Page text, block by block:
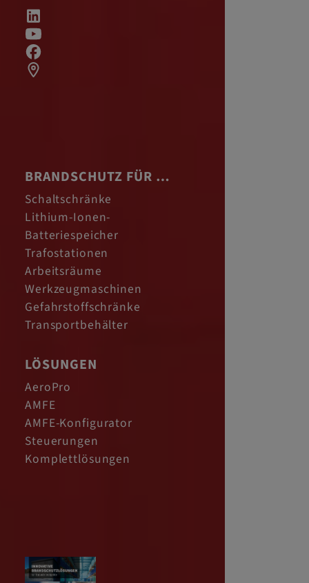
BRANDSCHUTZ FÜR …
Schaltschränke
Lithium-Ionen-
Batteriespeicher
Trafostationen
Arbeitsräume
Werkzeugmaschinen
Gefahrstoffschränke
Transportbehälter
LÖSUNGEN
AeroPro
AMFE
AMFE-Konfigurator
Steuerungen
Komplettlösungen